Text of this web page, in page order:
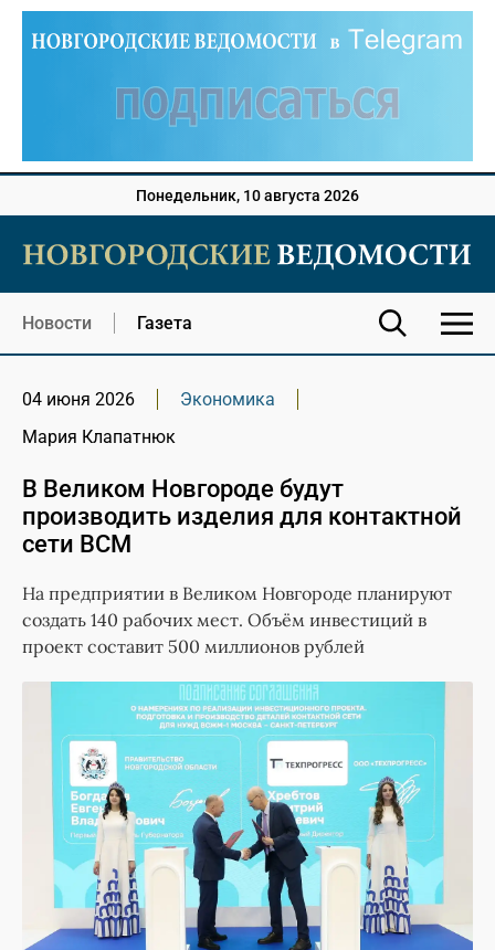
Понедельник, 10 августа 2026
Новости Газета
04 июня 2026
Экономика
Мария Клапатнюк
В Великом Новгороде будут
производить изделия для контактной
сети ВСМ
На предприятии в Великом Новгороде планируют
создать 140 рабочих мест. Объём инвестиций в
проект составит 500 миллионов рублей